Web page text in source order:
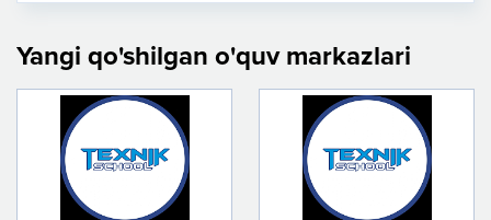
Yangi qo'shilgan o'quv markazlari